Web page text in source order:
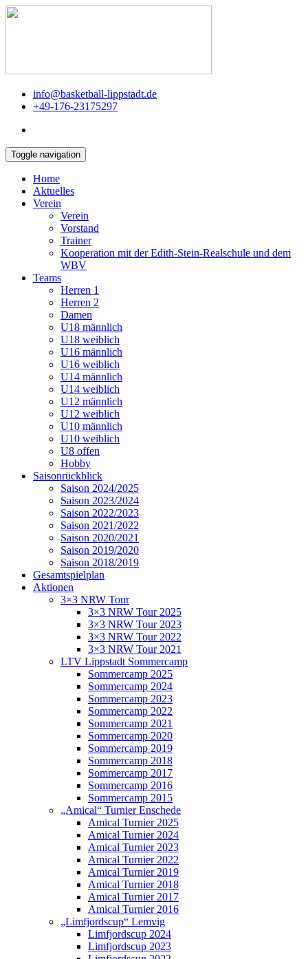
info@basketball-lippstadt.de
+49-176-23175297
Toggle navigation
Home
Aktuelles
Verein
Verein
Vorstand
Trainer
Kooperation mit der Edith-Stein-Realschule und dem
WBV
Teams
Herren 1
Herren 2
Damen
U18 männlich
U18 weiblich
U16 männlich
U16 weiblich
U14 männlich
U14 weiblich
U12 männlich
U12 weiblich
U10 männlich
U10 weiblich
U8 offen
Hobby
Saisonrückblick
Saison 2024/2025
Saison 2023/2024
Saison 2022/2023
Saison 2021/2022
Saison 2020/2021
Saison 2019/2020
Saison 2018/2019
Gesamtspielplan
Aktionen
3×3 NRW Tour
3×3 NRW Tour 2025
3×3 NRW Tour 2023
3×3 NRW Tour 2022
3×3 NRW Tour 2021
LTV Lippstadt Sommercamp
Sommercamp 2025
Sommercamp 2024
Sommercamp 2023
Sommercamp 2022
Sommercamp 2021
Sommercamp 2020
Sommercamp 2019
Sommercamp 2018
Sommercamp 2017
Sommercamp 2016
Sommercamp 2015
„Amical“ Turnier Enschede
Amical Turnier 2025
Amical Turnier 2024
Amical Turnier 2023
Amical Turnier 2022
Amical Turnier 2019
Amical Turnier 2018
Amical Turnier 2017
Amical Turnier 2016
„Limfjordscup“ Lemvig
Limfjordscup 2024
Limfjordscup 2023